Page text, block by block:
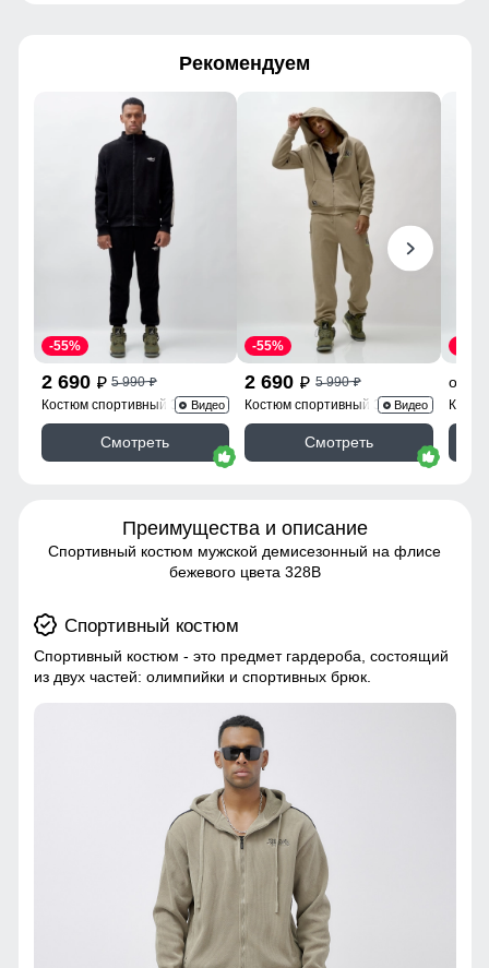
Рекомендуем
2 690 p 5 990p
-55%
Костюм спортивный 330Ch
Видео
Смотреть
2 690 p 5 990p
-55%
Костюм спортивный 336BВидео
Смотреть
от
Преимущества и описание
Спортивный костюм мужской демисезонный на флисе
бежевого цвета 328B
Спортивный костюм
Спортивный костюм - это предмет гардероба, состоящий
из двух частей: олимпийки и спортивных брюк.